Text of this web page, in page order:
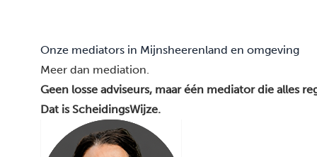
Onze mediators in Mijnsheerenland en omgeving
Meer dan mediation.
Geen losse adviseurs, maar één mediator die alles
Dat is ScheidingsWijze.